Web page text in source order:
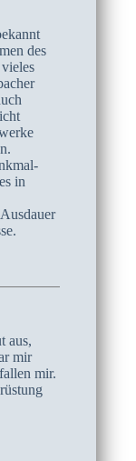
des
in
aus,
mir
mir.